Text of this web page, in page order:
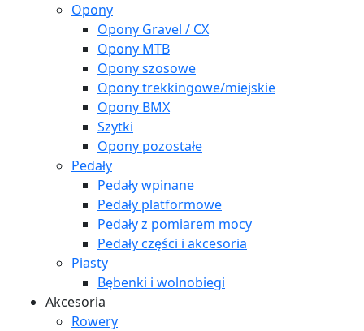
Opony
Opony Gravel / CX
Opony MTB
Opony szosowe
Opony trekkingowe/miejskie
Opony BMX
Szytki
Opony pozostałe
Pedały
Pedały wpinane
Pedały platformowe
Pedały z pomiarem mocy
Pedały części i akcesoria
Piasty
Bębenki i wolnobiegi
Akcesoria
Rowery